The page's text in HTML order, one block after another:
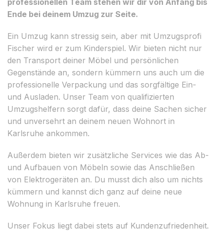
Ende bei deinem Umzug zur Seite.
Ein Umzug kann stressig sein, aber mit Umzugsprofi
Fischer wird er zum Kinderspiel. Wir bieten nicht nur
den Transport deiner Möbel und persönlichen
Gegenstände an, sondern kümmern uns auch um die
professionelle Verpackung und das sorgfältige Ein-
und Ausladen. Unser Team von qualifizierten
Umzugshelfern sorgt dafür, dass deine Sachen sicher
und unversehrt an deinem neuen Wohnort in
Karlsruhe ankommen.
Außerdem bieten wir zusätzliche Services wie das Ab-
und Aufbauen von Möbeln sowie das Anschließen
von Elektrogeräten an. Du musst dich also um nichts
kümmern und kannst dich ganz auf deine neue
Wohnung in Karlsruhe freuen.
Unser Fokus liegt dabei stets auf Kundenzufriedenheit.